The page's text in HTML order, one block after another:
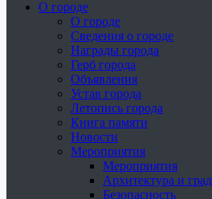
О городе
О городе
Сведения о городе
Награды города
Герб города
Объявления
Устав города
Летопись города
Книга памяти
Новости
Мероприятия
Мероприятия
Архитектура и
Безопасность